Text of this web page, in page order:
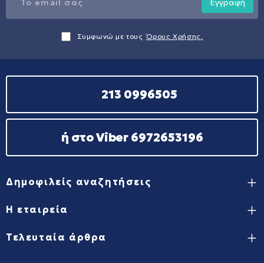
Εγγραφή
Συμφωνώ με τους Όρους Χρήσης.
213 0996505
ή στο Viber 6972653196
Δημοφιλείς αναζητήσεις
Η εταιρεία
Τελευταία άρθρα